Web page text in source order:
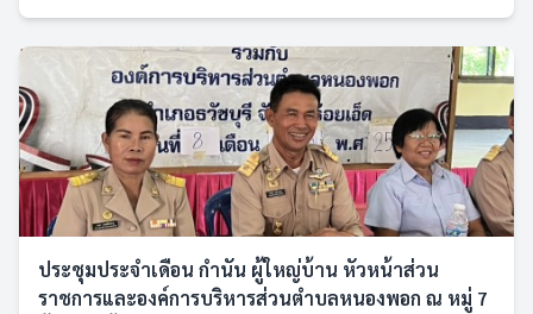
ประชุมประจำเดือน กำนัน ผู้ใหญ่บ้าน หัวหน้าส่วน
ราชการและองค์การบริหารส่วนตำบลหนองพอก ณ หมู่ 7